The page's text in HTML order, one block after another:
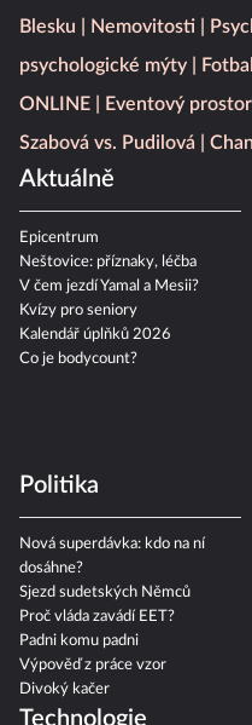
Blesku
Nemovitosti
psychologické mýty
ONLINE
Eventový
Szabová vs. Pudilová
Aktuálně
Epicentrum
Neštovice: příznaky, léčba
V čem jezdí Yamal a Mesii?
Kvízy pro seniory
Kalendář úplňků 2026
Co je bodycount?
Politika
Nová superdávka: kdo na ní
dosáhne?
Sjezd sudetských Němců
Proč vláda zavádí EET?
Padni komu padni
Výpověď z práce vzor
Divoký kačer
Technologie